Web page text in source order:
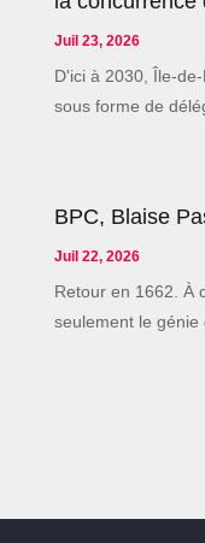
Juil 23, 2026
D'ici à 2030, Île-
sous forme de
BPC, Blaise
Juil 22, 2026
Retour en 1662. À
seulement le génie